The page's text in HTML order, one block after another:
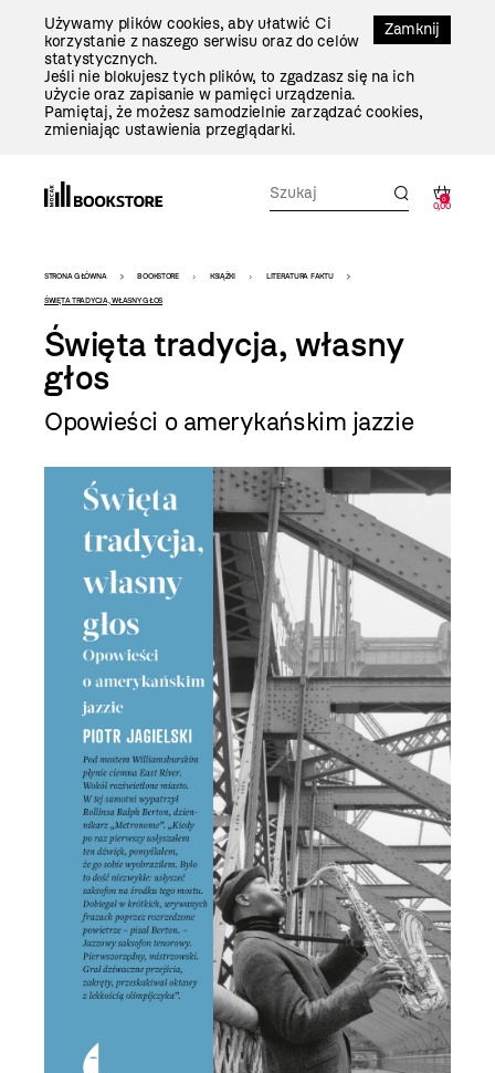
Zamknij
Używamy plików cookies, aby ułatwić Ci
korzystanie z naszego serwisu oraz do celów
statystycznych.
Jeśli nie blokujesz tych plików, to zgadzasz się na ich
użycie oraz zapisanie w pamięci urządzenia.
Pamiętaj, że możesz samodzielnie zarządzać cookies,
zmieniając ustawienia przeglądarki.
0
0,00
Bookstore
-
szablon
szczegóły
STRONA GŁÓWNA BOOKSTORE KSIĄŻKI LITERATURA FAKTU
ŚWIĘTA TRADYCJA, WŁASNY GŁOS
Święta tradycja, własny
głos
Opowieści o amerykańskim jazzie